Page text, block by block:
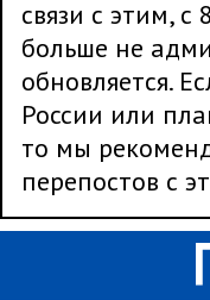
связи с этим,
больше не
обновляется.
России или
то мы
перепостов с